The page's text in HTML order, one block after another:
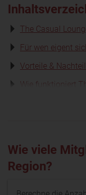
The Casual
Für wen eigent
Vorteile &
Wie funktioniert
Wie viele
Region?